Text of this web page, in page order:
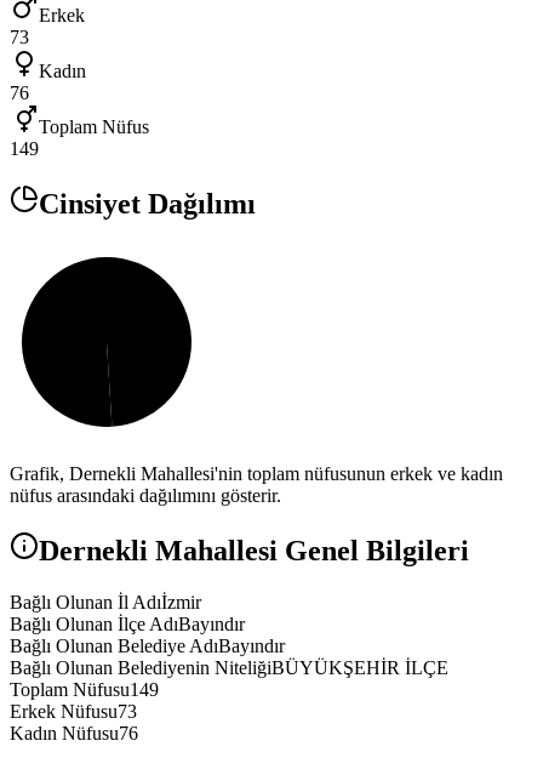
Erkek
73
Kadın
76
Toplam Nüfus
149
Cinsiyet Dağılımı
Grafik, Dernekli Mahallesi'nin toplam nüfusunun erkek ve kadın
nüfus arasındaki dağılımını gösterir.
Dernekli Mahallesi Genel Bilgileri
Bağlı Olunan İl Adıİzmir
Bağlı Olunan İlçe AdıBayındır
Bağlı Olunan Belediye AdıBayındır
Bağlı Olunan Belediyenin NiteliğiBÜYÜKŞEHİR İLÇE
Toplam Nüfusu149
Erkek Nüfusu73
Kadın Nüfusu76